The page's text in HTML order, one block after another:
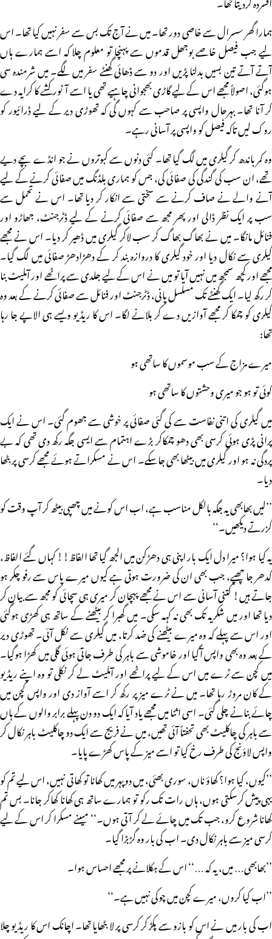
ہمارا گھر سسرال سے خاصی دور تھا۔ میں نے آج تک بس سے سفر نہیں کیا تھا۔ اس
لیے جب فیصل خاصے بوجھل قدموں سے پہنچا تو معلوم چلا کہ اسے ہمارے ہاں
آتے آتے تین بسیں بدلنا پڑیں اور دو سے ڈھائی گھنٹے سفر میں لگے۔ میں شرمندہ سی
ہوگئی، اصولاً مجھے اس کے لیے گاڑی بھجوانی چاہیے تھی یا اسے آٹورکشے کا کرایہ دے
کر آنا تھا۔ بہرحال واپسی پر صاحب سے کہوں گی کہ تھوڑی دیر کے لیے ڈرائیور کو
روک لیں تاکہ فیصل کو واپسی پر آسانی رہے۔
وہ کمر باندھ کر گیلری میں لگ گیا تھا۔ کئی دنوں سے کبوتروں نے جو انڈے بچے دیے
تھے، ان سب کی گندگی کی صفائی کی، جس کو ہماری بلڈنگ میں صفائی کرنے کے لیے
آنے والے نے صاف کرنے سے سختی سے انکار کر دیا تھا۔ اس نے تحمل سے
سب پر ایک نظر ڈالی اور پھر مجھ سے صفائی کرنے کے لیے ڈٹرجنٹ، جھاڑو اور
فنائل مانگا۔ میں نے بھاگ بھاگ کر سب لاکر گیلری میں ڈھیر کر دیا۔ اس نے مجھے
گیلری سے نکال دیا اور خود گیلری کا دروازہ بند کر کے دھڑادھڑ صفائی میں لگ گیا۔
مجھے اور کچھ سمجھ میں نہیں آیا تو میں نے اس کے لیے جلدی سے پراٹھے اور آملیٹ بنا
کر رکھ لیا۔ ایک گھنٹے تک مسلسل پانی، ڈٹرجنٹ اور فنائل سے صفائی کرنے کے بعد وہ
گیلری کو چمکا کر مجھے آوازیں دے کر بلانے لگا۔ اس کا ریڈیو ویسے ہی الاپے جا رہا
تھا:
میرے مزاج کے سب موسموں کا ساتھی ہو
کوئی تو ہو جو میری وحشتوں کا ساتھی ہو
میں گیلری کی اتنی نفاست سے کی گئی صفائی پر خوشی سے جھوم گئی۔ اس نے ایک
پرانی پڑی ہوئی کرسی بھی دھو چمکاکر بڑے اہتمام سے ایسی جگہ رکھ دی تھی کہ بے
پردگی نہ ہو اور گیلری میں بیٹھا بھی جاسکے۔ اس نے مسکراتے ہوئے مجھے کرسی پر بٹھا
دیا۔
’’لیں بھابھی یہ جگہ بالکل مناسب ہے، اب اس کونے میں چھپی بیٹھ کر آپ وقت کو
گزرتے دیکھیں۔‘‘
یہ کیا ہوا؟ میرا دل ایک بار اپنی ہی دھڑکن میں الجھ گیا تھا الفاظ!! کہاں گئے الفاظ،
کدھر جا چھپے، جب بھی ان کی ضرورت ہوتی ہے کیوں میرے پاس سے رفو چکر ہو
جاتے ہیں! کتنی آسانی سے اس نے مجھے پہچان کر میری ہی سچائی کو مجھ سے بیان کر
دیا تھا اور میں شکریہ تک بھی نہ کہہ سکی۔ میں گھبرا کر بیٹھنے کے ساتھ ہی کھڑی ہوگئی
اور اس سے پہلے کہ وہ میرے بیٹھنے کی ضد کرتا، میں گیلری سے نکل آئی۔ تھوڑی دیر
کے بعد وہ بھی واپس آگیا اور خاموشی سے باہر کی طرف جاتی ہوئی گلی میں کھڑا ہوگیا۔
میں کچن سے ٹرے میں اس کے لیے پراٹھے اور آملیٹ لے کر نکلی تو وہ اپنے ریڈیو
کے کان مروڑ رہا تھا۔ میں نے ٹرے میز پر رکھ کر اسے آواز دی اور واپس کچن میں
چائے بنانے چلی گئی۔ اسی اثنا میں مجھے یاد آیا کہ ایک دو دن پہلے برابر والوں کے ہاں
سے باہر کی چاکلیٹ بھی تحفتاً آئی تھیں، میں نے فریج سے ایک دو چاکلیٹ باہر نکال کر
واپس لاؤنج کی طرف رخ کیا تو اسے میز کے پاس کھڑے پایا۔
’’کیوں، کیا ہوا؟ کھاؤ ناں، سوری بھئی، میں دوپہر میں کھانا تو کھاتی نہیں، اس لیے تم کو
یہی پیش کرسکتی ہوں، ہاں رات تک رکو تو ہمارے ساتھ ہی کھانا کھاکر جانا۔ بس تم
کھانا شروع کرو، جب تک میں چائے لے کر آتی ہوں۔‘‘ میںنے مسکرا کر اس کے لیے
کرسی میز سے باہر نکال دی۔ اب کی بار وہ گڑبڑا گیا۔
’’بھابھی… میں، یہ کہ …‘‘ اس کے ہکلانے پر مجھے احساس ہوا۔
’’اب کیا کروں، میرے کچن میں چوکی نہیں ہے۔‘‘
اب کی بار میں نے اس کو بازو سے پکڑ کر کرسی پر لا بٹھایا تھا۔ اچانک اس کا ریڈیو چلا